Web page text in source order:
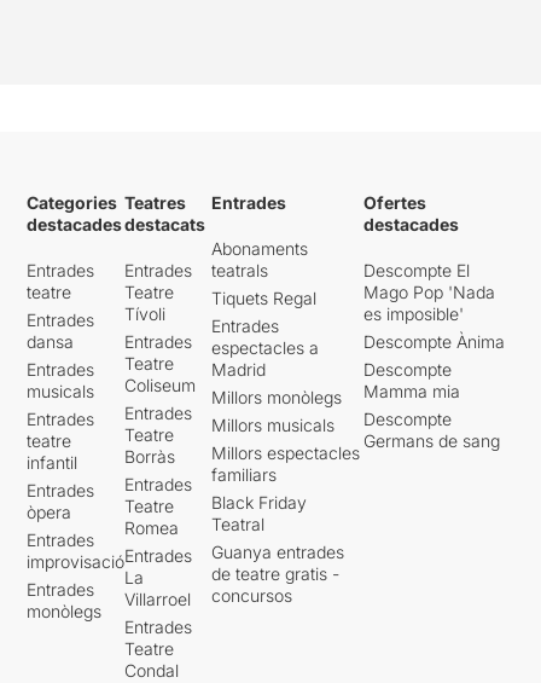
Categories
destacades
Entrades
teatre
Entrades
dansa
Entrades
musicals
Entrades
teatre
infantil
Entrades
òpera
Entrades
improvisació
Entrades
monòlegs
Teatres
destacats
Entrades
Teatre
Tívoli
Entrades
Teatre
Coliseum
Entrades
Teatre
Borràs
Entrades
Teatre
Romea
Entrades
La
Villarroel
Entrades
Teatre
Condal
Entrades
Abonaments
teatrals
Tiquets Regal
Entrades
espectacles a
Madrid
Millors monòlegs
Millors musicals
Millors espectacles
familiars
Black Friday
Teatral
Guanya entrades
de teatre gratis -
concursos
Ofertes
destacades
Descompte El
Mago Pop 'Nada
es imposible'
Descompte Ànima
Descompte
Mamma mia
Descompte
Germans de sang